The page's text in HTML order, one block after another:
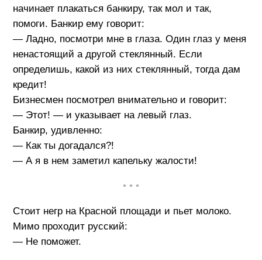
начинает плакаться банкиру, так мол и так,
помоги. Банкир ему говорит:
— Ладно, посмотри мне в глаза. Один глаз у меня
ненастоящий а другой стеклянный. Если
определишь, какой из них стеклянный, тогда дам
кредит!
Бизнесмен посмотрел внимательно и говорит:
— Этот! — и указывает на левый глаз.
Банкир, удивленно:
— Как ты догадался?!
— А я в нем заметил капельку жалости!
• • •
Стоит негр на Красной площади и пьет молоко.
Мимо проходит русский:
— Не поможет.